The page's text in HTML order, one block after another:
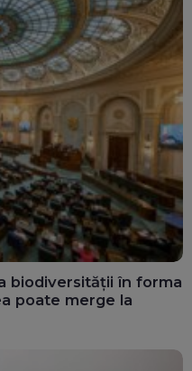
biodiversității în forma
poate merge la